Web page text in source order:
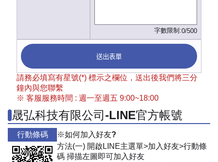
字數限制:0/500
送出表單
請務必填寫有星號(*) 標示之欄位，送出後我們將三分
鐘內與您聯繫
※ 客服服務時間 : 週一至週五 9:00~18:00
晟弘科技有限公司-LINE官方帳號
行動條碼
※如何加入好友?
方法(一) 開啟LINE主選單>加入好友>行動條
碼 掃描左圖即可加入好友